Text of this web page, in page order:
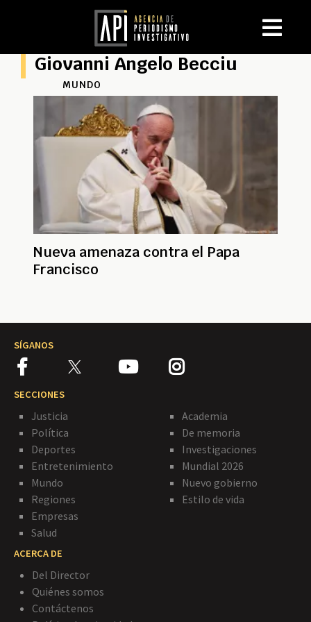
Giovanni Angelo Becciu
MUNDO
Nueva amenaza contra el Papa
Francisco
SÍGANOS
SECCIONES
Justicia
Política
Deportes
Entretenimiento
Mundo
Regiones
Empresas
Salud
Academia
De memoria
Investigaciones
Mundial 2026
Nuevo gobierno
Estilo de vida
ACERCA DE
Del Director
Quiénes somos
Contáctenos